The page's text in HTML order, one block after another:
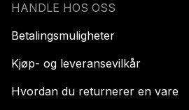
HANDLE HOS OSS
Betalingsmuligheter
Kjøp- og leveransevilkår
Hvordan du returnerer en vare